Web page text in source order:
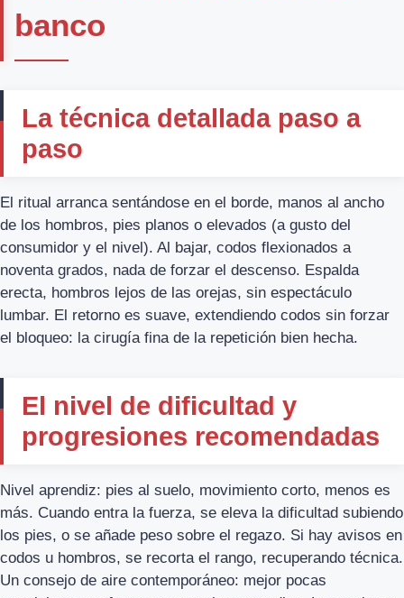
banco
La técnica detallada paso a
paso
El ritual arranca sentándose en el borde, manos al ancho
de los hombros, pies planos o elevados (a gusto del
consumidor y el nivel). Al bajar, codos flexionados a
noventa grados, nada de forzar el descenso. Espalda
erecta, hombros lejos de las orejas, sin espectáculo
lumbar. El retorno es suave, extendiendo codos sin forzar
el bloqueo: la cirugía fina de la repetición bien hecha.
El nivel de dificultad y
progresiones recomendadas
Nivel aprendiz: pies al suelo, movimiento corto, menos es
más. Cuando entra la fuerza, se eleva la dificultad subiendo
los pies, o se añade peso sobre el regazo. Si hay avisos en
codos u hombros, se recorta el rango, recuperando técnica.
Un consejo de aire contemporáneo: mejor pocas